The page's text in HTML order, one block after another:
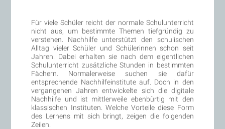
Für viele Schüler reicht der normale Schulunterricht
nicht aus, um bestimmte Themen tiefgründig zu
verstehen. Nachhilfe unterstützt den schulischen
Alltag vieler Schüler und Schülerinnen schon seit
Jahren. Dabei erhalten sie nach dem eigentlichen
Schulunterricht zusätzliche Stunden in bestimmten
Fächern. Normalerweise suchen sie dafür
entsprechende Nachhilfeinstitute auf. Doch in den
vergangenen Jahren entwickelte sich die digitale
Nachhilfe und ist mittlerweile ebenbürtig mit den
klassischen Instituten. Welche Vorteile diese Form
des Lernens mit sich bringt, zeigen die folgenden
Zeilen.